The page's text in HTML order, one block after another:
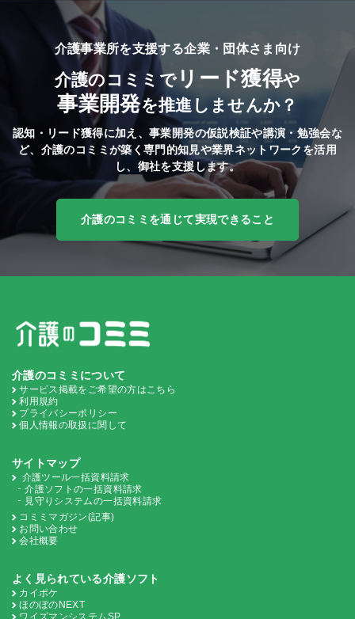
介護事業所を支援する企業・団体さま向け
介護のコミミでリード獲得や
事業開発を推進しませんか？
認知・リード獲得に加え、事業開発の仮説検証や講演・勉強会な
ど、 介護のコミミが築く専門的知見や業界ネットワークを活用
し、御社を支援します。
介護のコミミを通じて実現できること
介護のコミミについて
サービス掲載をご希望の方はこちら
利用規約
プライバシーポリシー
個人情報の取扱に関して
サイトマップ
介護ツール一括資料請求
介護ソフトの一括資料請求
見守りシステムの一括資料請求
コミミマガジン(記事)
お問い合わせ
会社概要
よく見られている介護ソフト
カイポケ
ほのぼのNEXT
ワイズマンシステムSP